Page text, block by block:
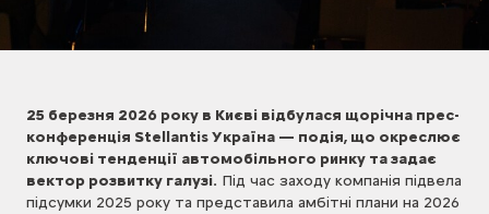
25 березня 2026 року в Києві відбулася щорічна прес-
конференція Stellantis Україна — подія, що окреслює
ключові тенденції автомобільного ринку та задає
вектор розвитку галузі. Під час заходу компанія підвела
підсумки 2025 року та представила амбітні плани на 2026